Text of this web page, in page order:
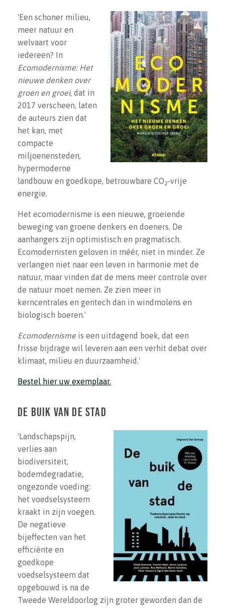
'Een schoner milieu,
meer natuur en
welvaart voor
iedereen? In
Ecomodernisme: Het
nieuwe denken over
groen en groei, dat in
2017 verscheen, laten
de auteurs zien dat
het kan, met
compacte
miljoenensteden,
hypermoderne
landbouw en goedkope, betrouwbare CO2-vrije
energie.
Het ecomodernisme is een nieuwe, groeiende
beweging van groene denkers en doeners. De
aanhangers zijn optimistisch en pragmatisch.
Ecomodernisten geloven in méér, niet in minder. Ze
verlangen niet naar een leven in harmonie met de
natuur, maar vinden dat de mens meer controle over
de natuur moet nemen. Ze zien meer in
kerncentrales en gentech dan in windmolens en
biologisch boeren.'
Ecomodernisme is een uitdagend boek, dat een
frisse bijdrage wil leveren aan een verhit debat over
klimaat, milieu en duurzaamheid.'
Bestel hier uw exemplaar.
De buik van de stad
'Landschapspijn,
verlies aan
biodiversiteit,
bodemdegradatie,
ongezonde voeding:
het voedselsysteem
kraakt in zijn voegen.
De negatieve
bijeffecten van het
efficiënte en
goedkope
voedselsysteem dat
opgebouwd is na de
Tweede Wereldoorlog zijn groter geworden dan de